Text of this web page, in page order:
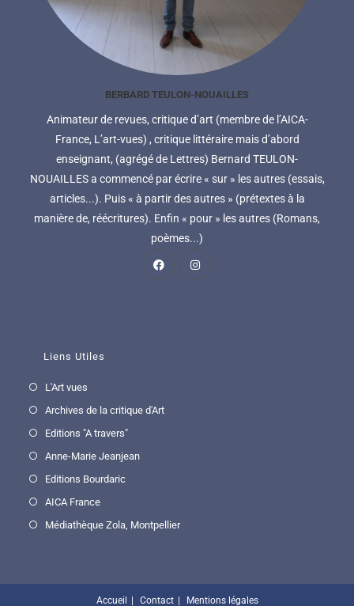
BERBARD TEULON-NOUAILLES
Animateur de revues, critique d’art (membre de l’AICA-
France, L’art-vues) , critique littéraire mais d’abord
enseignant, (agrégé de Lettres) Bernard TEULON-
NOUAILLES a commencé par écrire « sur » les autres (essais,
articles...). Puis « à partir des autres » (prétextes à la
manière de, réécritures). Enfin « pour » les autres (Romans,
poèmes...)
Liens Utiles
L'Art vues
Archives de la critique d'Art
Editions "A travers"
Anne-Marie Jeanjean
Editions Bourdaric
AICA France
Médiathèque Zola, Montpellier
Accueil Contact Mentions légales